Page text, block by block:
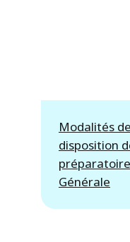
Modalités
disposition
Générale